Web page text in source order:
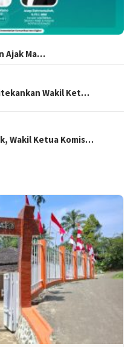
Ajak Ma…
Wakil Ket…
Wakil Ketua Komis…